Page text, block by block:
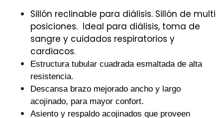
Sillón reclinable para diálisis. Sillón de multi
posiciones. Ideal para diálisis, toma de
sangre y cuidados respiratorios y
cardiacos.
Estructura tubular cuadrada esmaltada de alta
resistencia.
Descansa brazo mejorado ancho y largo
acojinado, para mayor confort.
Asiento y respaldo acojinados que proveen